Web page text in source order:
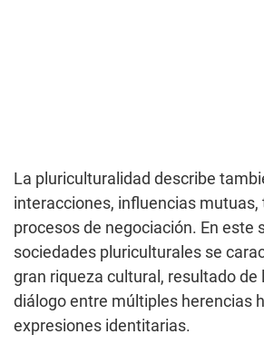
La pluriculturalidad describe
interacciones, influencias mutuas,
procesos de negociación. En este
sociedades pluriculturales se
gran riqueza cultural, resultado de
diálogo entre múltiples herencias
expresiones identitarias.